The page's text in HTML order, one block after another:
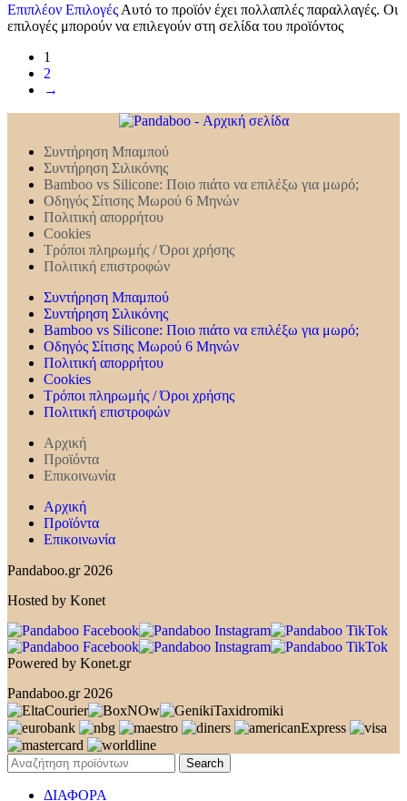
Επιπλέον Επιλογές Αυτό το προϊόν έχει πολλαπλές παραλλαγές. Οι
επιλογές μπορούν να επιλεγούν στη σελίδα του προϊόντος
1
2
→
Συντήρηση Mπαμπού
Συντήρηση Σιλικόνης
Bamboo vs Silicone: Ποιο πιάτο να επιλέξω για μωρό;
Οδηγός Σίτισης Μωρού 6 Μηνών
Πολιτική απορρήτου
Cookies
Τρόποι πληρωμής / Όροι χρήσης
Πολιτική επιστροφών
Συντήρηση Mπαμπού
Συντήρηση Σιλικόνης
Bamboo vs Silicone: Ποιο πιάτο να επιλέξω για μωρό;
Οδηγός Σίτισης Μωρού 6 Μηνών
Πολιτική απορρήτου
Cookies
Τρόποι πληρωμής / Όροι χρήσης
Πολιτική επιστροφών
Αρχική
Προϊόντα
Επικοινωνία
Αρχική
Προϊόντα
Επικοινωνία
Pandaboo.gr 2026
Hosted by Konet
Powered by Konet.gr
Pandaboo.gr 2026
Search
ΔΙΑΦΟΡΑ